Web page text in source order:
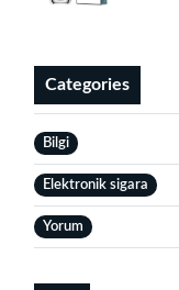
Categories
Bilgi
Elektronik sigara
Yorum